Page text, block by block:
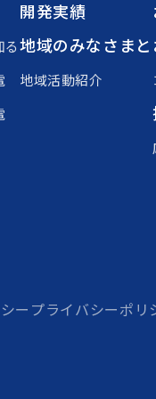
開発実績
地域のみなさまと
地域活動紹介
ー プライバシーポリ